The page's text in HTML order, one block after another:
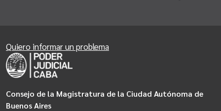
Consejo de la Magistratura de la Ciudad Autónoma de
Buenos Aires
Quiero informar un problema